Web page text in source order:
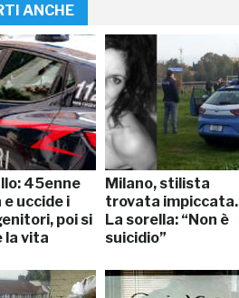
ANCHE
45enne
e uccide i
poi si
la vita
Milano, stilista
trovata impiccata.
La sorella: “Non è
suicidio”